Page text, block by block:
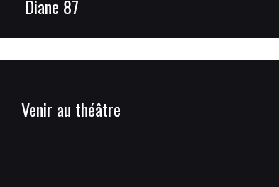
Diane 87
Venir au théâtre